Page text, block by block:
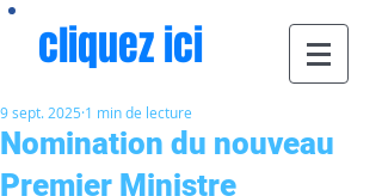
cliquez ici
Nomination du nouveau
Premier Ministre
9 sept. 2025 1 min de lecture